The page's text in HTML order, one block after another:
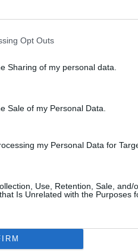
Opt Outs
Sharing of my personal data.
Sale of my Personal Data.
my Personal Data for
Use, Retention, Sale, and/
Is Unrelated with the Purposes